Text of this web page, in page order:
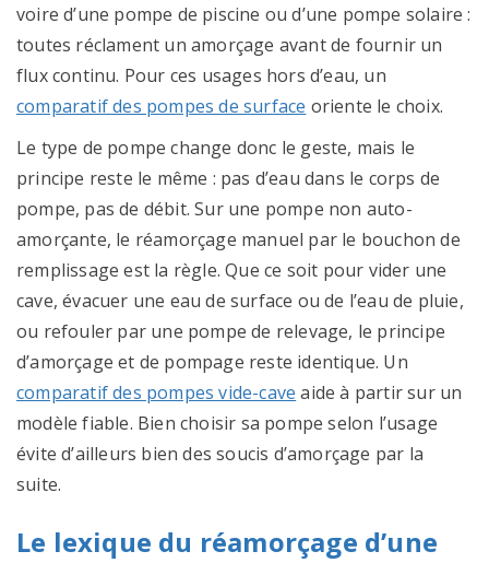
voire d’une pompe de piscine ou d’une pompe solaire :
toutes réclament un amorçage avant de fournir un
flux continu. Pour ces usages hors d’eau, un
comparatif des pompes de surface oriente le choix.
Le type de pompe change donc le geste, mais le
principe reste le même : pas d’eau dans le corps de
pompe, pas de débit. Sur une pompe non auto-
amorçante, le réamorçage manuel par le bouchon de
remplissage est la règle. Que ce soit pour vider une
cave, évacuer une eau de surface ou de l’eau de pluie,
ou refouler par une pompe de relevage, le principe
d’amorçage et de pompage reste identique. Un
comparatif des pompes vide-cave aide à partir sur un
modèle fiable. Bien choisir sa pompe selon l’usage
évite d’ailleurs bien des soucis d’amorçage par la
suite.
Le lexique du réamorçage d’une